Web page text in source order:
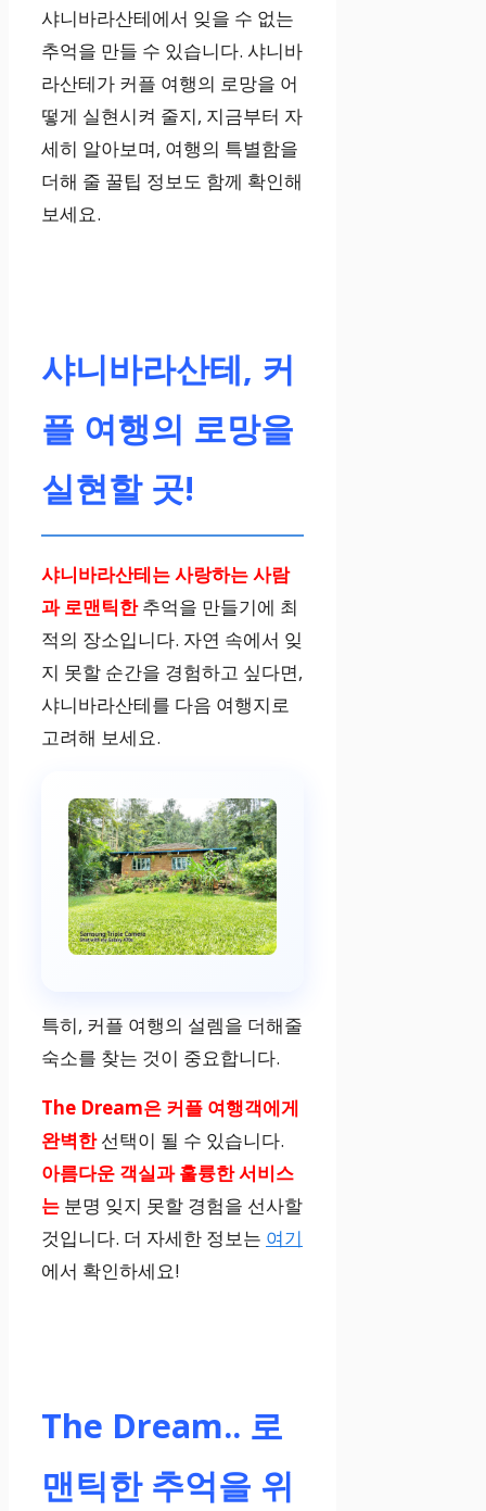
샤니바라산테에서 잊을 수 없는
추억을 만들 수 있습니다. 샤니바
라산테가 커플 여행의 로망을 어
떻게 실현시켜 줄지, 지금부터 자
세히 알아보며, 여행의 특별함을
더해 줄 꿀팁 정보도 함께 확인해
보세요.
샤니바라산테, 커
플 여행의 로망을
실현할 곳!
샤니바라산테는 사랑하는 사람
과 로맨틱한추억을 만들기에 최
적의 장소입니다. 자연 속에서 잊
지 못할 순간을 경험하고 싶다면,
샤니바라산테를 다음 여행지로
고려해 보세요.
특히, 커플 여행의 설렘을 더해줄
숙소를 찾는 것이 중요합니다.
The Dream은 커플 여행객에게
완벽한선택이 될 수 있습니다.
아름다운 객실과 훌륭한 서비스
는 분명 잊지 못할 경험을 선사할
것입니다. 더 자세한 정보는 여기
에서 확인하세요!
The Dream.. 로
맨틱한 추억을 위